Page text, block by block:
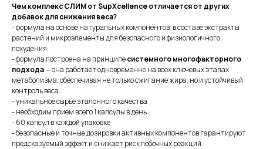
Чем комплекс СЛИМ от SupXcellence отличается от других
добавок для снижения веса?
- формула на основе натуральных компонентов: в составе экстракты
растений и микроэлементы для безопасного и физиологичного
похудения
- формула построена на принципесистемного многофакторного
подхода— она работает одновременно на всех ключевых этапах
метаболизма, обеспечивая не только сжигание жира, но и устойчивый
контроль веса.
- уникальное сырье эталонного качества
- необходим прием всего 1 капсулы в день
- 60 капсул в каждой упаковке
- безопасные и точные дозировки активных компонентов гарантируют
предсказуемый эффект и снижает риск побочных реакций.